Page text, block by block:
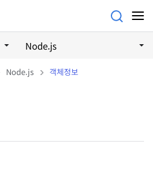
Node.js
Node.js 객체정보